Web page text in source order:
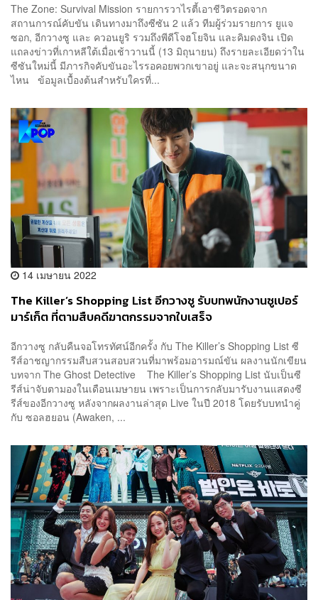
The Zone: Survival Mission รายการวาไรตี้เอาชีวิตรอดจาก
สถานการณ์คับขัน เดินทางมาถึงซีซัน 2 แล้ว ทีมผู้ร่วมรายการ ยูแจ
ซอก, อีกวางซู และ ควอนยูริ รวมถึงพีดีโจฮโยจิน และคิมดงจิน เปิด
แถลงข่าวที่เกาหลีใต้เมื่อเช้าวานนี้ (13 มิถุนายน) ถึงรายละเอียดว่าใน
ซีซันใหม่นี้ มีภารกิจคับขันอะไรรอคอยพวกเขาอยู่ และจะสนุกขนาด
ไหน ข้อมูลเบื้องต้นสำหรับใครที่...
14 เมษายน 2022
The Killer’s Shopping List อีกวางซู รับบทพนักงานซูเปอร์
มาร์เก็ต ที่ตามสืบคดีฆาตกรรมจากใบเสร็จ
อีกวางซู กลับคืนจอโทรทัศน์อีกครั้ง กับ The Killer’s Shopping List ซี
รีส์อาชญากรรมสืบสวนสอบสวนที่มาพร้อมอารมณ์ขัน ผลงานนักเขียน
บทจาก The Ghost Detective The Killer’s Shopping List นับเป็นซี
รีส์น่าจับตามองในเดือนเมษายน เพราะเป็นการกลับมารับงานแสดงซี
รีส์ของอีกวางซู หลังจากผลงานล่าสุด Live ในปี 2018 โดยรับบทนำคู่
กับ ซอลฮยอน (Awaken, ...